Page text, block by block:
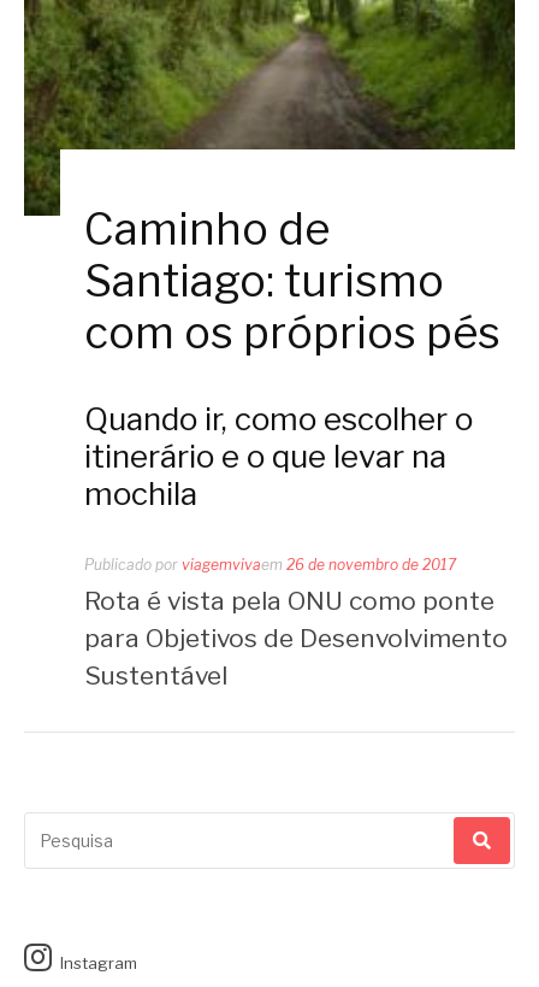
Caminho de
Santiago: turismo
com os próprios pés
Quando ir, como escolher o
itinerário e o que levar na
mochila
Publicado por viagemvivaem 26 de novembro de 2017
Rota é vista pela ONU como ponte
para Objetivos de Desenvolvimento
Sustentável
por:
Instagram